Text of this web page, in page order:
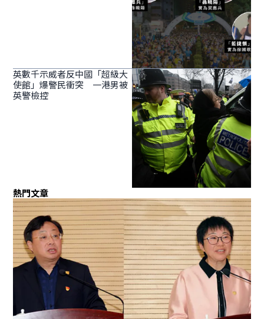
英數千示威者反中國「超級大
使館」爆警民衝突 一港男被
英警檢控
熱門文章